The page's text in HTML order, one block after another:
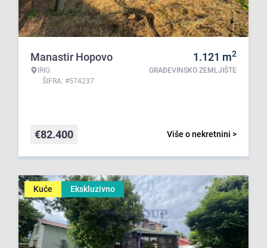
Manastir Hopovo
IRIG
ŠIFRA: #574237
1.121 m2
GRAĐEVINSKO ZEMLJIŠTE
Više o nekretnini >
€82.400
Kuće Ekskluzivno